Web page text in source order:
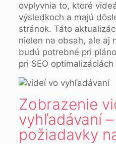
ovplyvnia to, ktoré
výsledkoch a majú
stránok. Táto
nielen na obsah, ale aj
budú potrebné pri
pri SEO
Zobrazenie
vyhľadávaní
požiadavky